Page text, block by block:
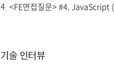
<FE면접질문> #4. JavaScript
기술 인터뷰